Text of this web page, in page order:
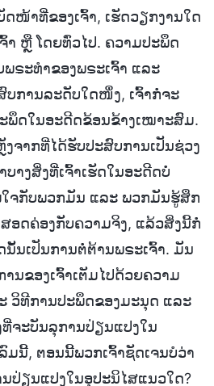
ດໜ້າທີ່ຂອງເຈົ້າ, ເຮັດວຽກງານໃດ
າ ຫຼື ໂດຍທົ່ວໄປ. ຄວາມປະພຶດ
ພຣະທຳຂອງພຣະເຈົ້າ ແລະ
ບການລະດັບໃດໜຶ່ງ, ເຈົ້າກໍ່ຈະ
ພຶດໃນອະດີດຂ້ອນຂ້າງເໝາະສົມ.
ງຈາກທີ່ໄດ້ຮັບປະສົບການເປັນຊ່ວງ
າງສິ່ງທີ່ເຈົ້າເຮັດໃນອະດີດບໍ່
ຈກັບພວກມັນ ແລະ ພວກມັນຮູ້ສຶກ
ສອດຄ່ອງກັບຄວາມຈິງ, ແລ້ວສິ່ງນີ້ກໍ່
ນັ້ນເປັນການຕໍ່ຕ້ານພຣະເຈົ້າ. ມັນ
ນຂອງເຈົ້າເຕັມໄປດ້ວຍຄວາມ
ວິທີການປະພຶດຂອງມະນຸດ ແລະ
ທີ່ຈະບັນລຸການປ່ຽນແປງໃນ
ມນີ້, ຕອນນີ້ພວກເຈົ້າຊັດເຈນບໍວ່າ
ນປ່ຽນແປງໃນອຸປະນິໄສແນວໃດ?